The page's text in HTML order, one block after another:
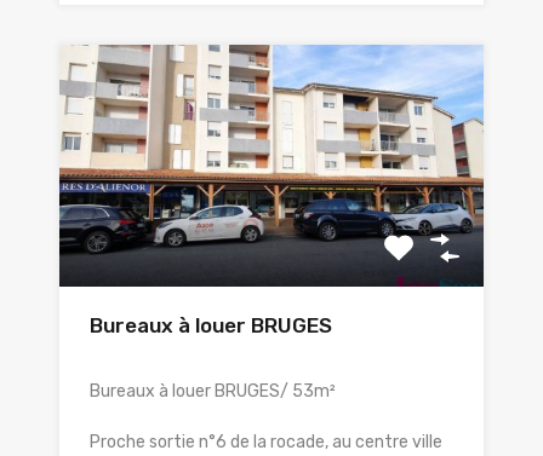
Bureaux à louer BRUGES
Bureaux à louer BRUGES/ 53m²
Proche sortie n°6 de la rocade, au centre ville